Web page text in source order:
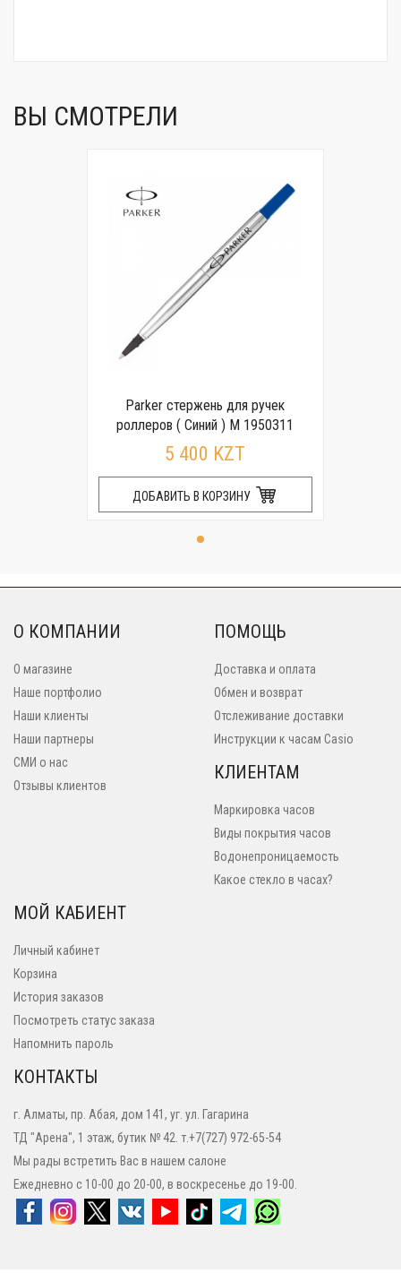
ВЫ СМОТРЕЛИ
Parker стержень для ручек
роллеров ( Синий ) M 1950311
5 400 KZT
ДОБАВИТЬ В КОРЗИНУ
О КОМПАНИИ
О магазине
Наше портфолио
Наши клиенты
Наши партнеры
СМИ о нас
Отзывы клиентов
ПОМОЩЬ
Доставка и оплата
Обмен и возврат
Отслеживание доставки
Инструкции к часам Casio
КЛИЕНТАМ
Маркировка часов
Виды покрытия часов
Водонепроницаемость
Какое стекло в часах?
МОЙ КАБИЕНТ
Личный кабинет
Корзина
История заказов
Посмотреть статус заказа
Напомнить пароль
КОНТАКТЫ
г. Алматы, пр. Абая, дом 141, уг. ул. Гагарина
ТД "Арена", 1 этаж, бутик № 42. т.+7(727) 972-65-54
Мы рады встретить Вас в нашем салоне
Ежедневно с 10-00 до 20-00, в воскресенье до 19-00.